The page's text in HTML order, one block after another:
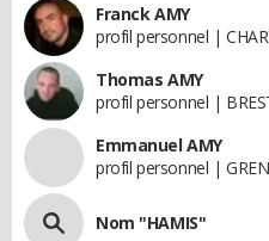
Franck AMY
profil personnel |
Thomas AMY
profil personnel |
Emmanuel AMY
profil personnel |
Nom "HAMIS"